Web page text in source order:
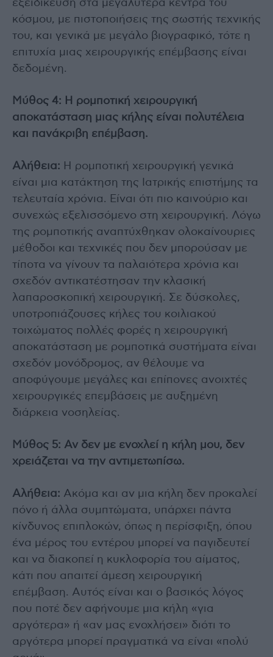
εξειδίκευση στα μεγαλύτερα κέντρα του
κόσμου, με πιστοποιήσεις της σωστής τεχνικής
του, και γενικά με μεγάλο βιογραφικό, τότε η
επιτυχία μιας χειρουργικής επέμβασης είναι
δεδομένη.
Μύθος 4: Η ρομποτική χειρουργική
αποκατάσταση μιας κήλης είναι πολυτέλεια
και πανάκριβη επέμβαση.
Αλήθεια: Η ρομποτική χειρουργική γενικά
είναι μια κατάκτηση της Ιατρικής επιστήμης τα
τελευταία χρόνια. Είναι ότι πιο καινούριο και
συνεχώς εξελισσόμενο στη χειρουργική. Λόγω
της ρομποτικής αναπτύχθηκαν ολοκαίνουριες
μέθοδοι και τεχνικές που δεν μπορούσαν με
τίποτα να γίνουν τα παλαιότερα χρόνια και
σχεδόν αντικατέστησαν την κλασική
λαπαροσκοπική χειρουργική. Σε δύσκολες,
υποτροπιάζουσες κήλες του κοιλιακού
τοιχώματος πολλές φορές η χειρουργική
αποκατάσταση με ρομποτικά συστήματα είναι
σχεδόν μονόδρομος, αν θέλουμε να
αποφύγουμε μεγάλες και επίπονες ανοιχτές
χειρουργικές επεμβάσεις με αυξημένη
διάρκεια νοσηλείας.
Μύθος 5: Αν δεν με ενοχλεί η κήλη μου, δεν
χρειάζεται να την αντιμετωπίσω.
Αλήθεια: Ακόμα και αν μια κήλη δεν προκαλεί
πόνο ή άλλα συμπτώματα, υπάρχει πάντα
κίνδυνος επιπλοκών, όπως η περίσφιξη, όπου
ένα μέρος του εντέρου μπορεί να παγιδευτεί
και να διακοπεί η κυκλοφορία του αίματος,
κάτι που απαιτεί άμεση χειρουργική
επέμβαση. Αυτός είναι και ο βασικός λόγος
που ποτέ δεν αφήνουμε μια κήλη «για
αργότερα» ή «αν μας ενοχλήσει» διότι το
αργότερα μπορεί πραγματικά να είναι «πολύ